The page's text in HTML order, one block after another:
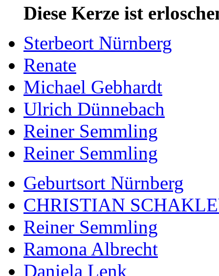
Diese Kerze ist
Sterbeort Nürnberg
Renate
Michael Gebhardt
Ulrich Dünnebach
Reiner Semmling
Reiner Semmling
Geburtsort Nürnberg
CHRISTIAN
Reiner Semmling
Ramona Albrecht
Daniela Lenk